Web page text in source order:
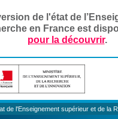
de l'état de
en France est
pour la découvrir.
de l'Enseignement supérieur et de la